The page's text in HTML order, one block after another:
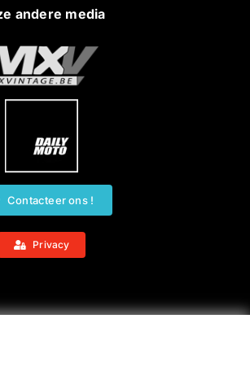
andere media
Contacteer ons !
Privacy